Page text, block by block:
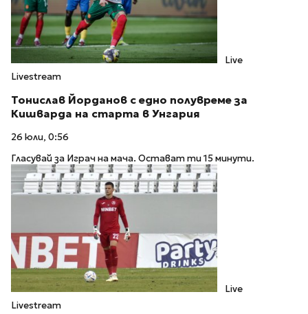
Live
Livestream
Тонислав Йорданов с едно полувреме за
Кишварда на старта в Унгария
26 юли, 0:56
Гласувай за Играч на мача. Остават ти 15 минути.
Live
Livestream